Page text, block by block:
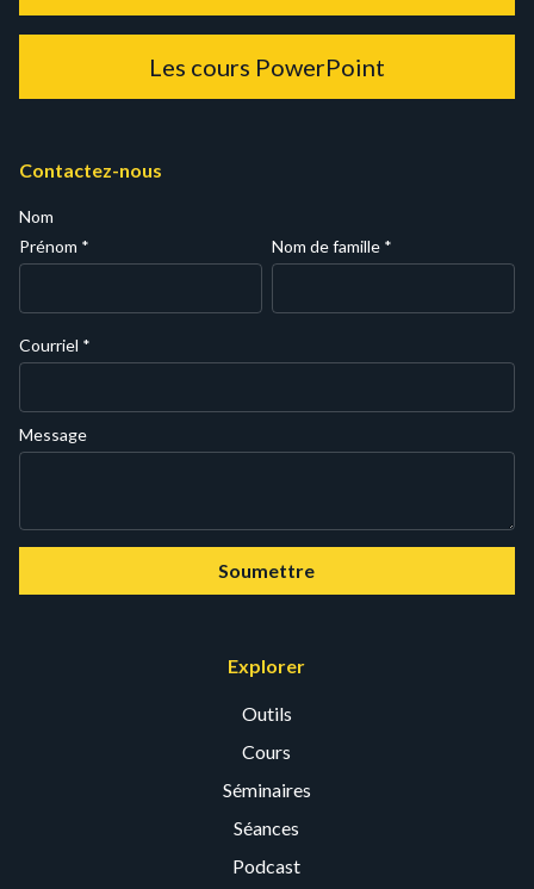
Les cours PowerPoint
Contactez-nous
Nom
Prénom * Nom de famille *
Courriel *
Message
Soumettre
Explorer
Outils
Cours
Séminaires
Séances
Podcast